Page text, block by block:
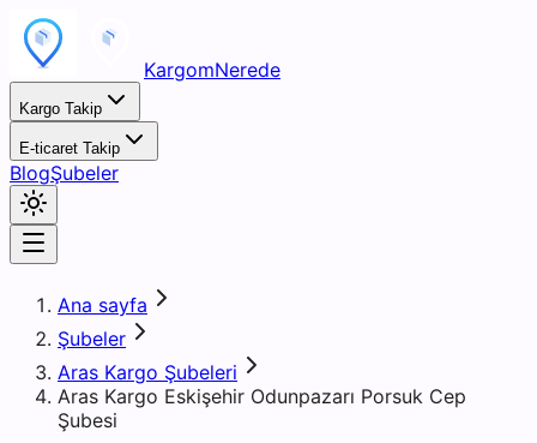
KargomNerede
Kargo Takip
E-ticaret Takip
BlogŞubeler
Ana sayfa
Şubeler
Aras Kargo Şubeleri
Aras Kargo Eskişehir Odunpazarı Porsuk Cep
Şubesi